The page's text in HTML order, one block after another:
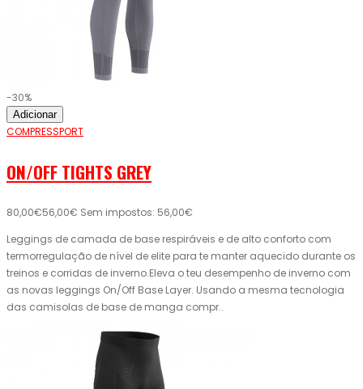
-30%
Adicionar
COMPRESSPORT
ON/OFF TIGHTS GREY
80,00€56,00€ Sem impostos: 56,00€
Leggings de camada de base respiráveis ​​e de alto conforto com
termorregulação de nível de elite para te manter aquecido durante os
treinos e corridas de inverno.Eleva o teu desempenho de inverno com
as novas leggings On/Off Base Layer. Usando a mesma tecnologia
das camisolas de base de manga compr..